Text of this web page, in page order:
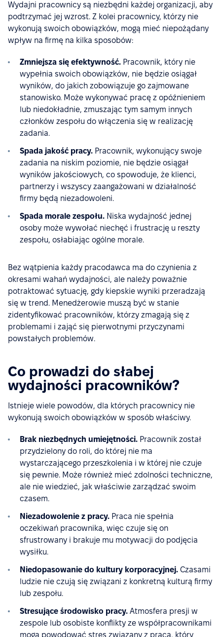
Wydajni pracownicy są niezbędni każdej organizacji, aby
podtrzymać jej wzrost. Z kolei pracownicy, którzy nie
wykonują swoich obowiązków, mogą mieć niepożądany
wpływ na firmę na kilka sposobów:
Zmniejsza się efektywność. Pracownik, który nie
wypełnia swoich obowiązków, nie będzie osiągał
wyników, do jakich zobowiązuje go zajmowane
stanowisko. Może wykonywać pracę z opóźnieniem
lub niedokładnie, zmuszając tym samym innych
członków zespołu do włączenia się w realizację
zadania.
Spada jakość pracy. Pracownik, wykonujący swoje
zadania na niskim poziomie, nie będzie osiągał
wyników jakościowych, co spowoduje, że klienci,
partnerzy i wszyscy zaangażowani w działalność
firmy będą niezadowoleni.
Spada morale zespołu. Niska wydajność jednej
osoby może wywołać niechęć i frustrację u reszty
zespołu, osłabiając ogólne morale.
Bez wątpienia każdy pracodawca ma do czynienia z
okresami wahań wydajności, ale należy poważnie
potraktować sytuację, gdy kiepskie wyniki przeradzają
się w trend. Menedżerowie muszą być w stanie
zidentyfikować pracowników, którzy zmagają się z
problemami i zająć się pierwotnymi przyczynami
powstałych problemów.
Co prowadzi do słabej
wydajności pracowników?
Istnieje wiele powodów, dla których pracownicy nie
wykonują swoich obowiązków w sposób właściwy.
Brak niezbędnych umiejętności. Pracownik został
przydzielony do roli, do której nie ma
wystarczającego przeszkolenia i w której nie czuje
się pewnie. Może również mieć zdolności techniczne,
ale nie wiedzieć, jak właściwie zarządzać swoim
czasem.
Niezadowolenie z pracy. Praca nie spełnia
oczekiwań pracownika, więc czuje się on
sfrustrowany i brakuje mu motywacji do podjęcia
wysiłku.
Niedopasowanie do kultury korporacyjnej. Czasami
ludzie nie czują się związani z konkretną kulturą firmy
lub zespołu.
Stresujące środowisko pracy. Atmosfera presji w
zespole lub osobiste konflikty ze współpracownikami
mogą powodować stres związany z pracą, który